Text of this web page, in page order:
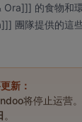
的食物和
團隊提供的這
新：
将停止运营
。